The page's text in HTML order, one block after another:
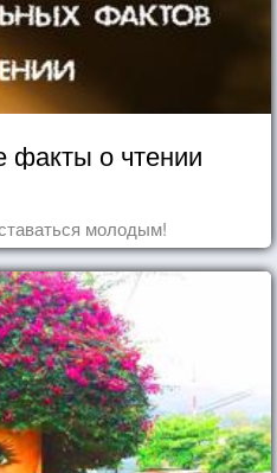
факты о чтении
молодым!